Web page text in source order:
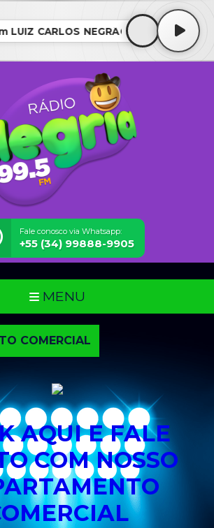
LUIZ CARLOS NEGRÃO • RANCHÃO
Fale conosco via Whatsapp:
+55 (34) 99888-9905
MENU
COMERCIAL
AQUI E FALE
COM NOSSO